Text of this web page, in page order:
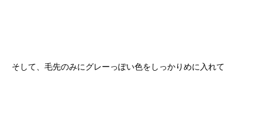
そして、毛先のみにグレーっぽい色をしっかりめに入れて